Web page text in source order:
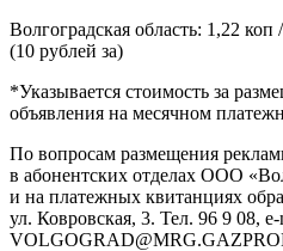
Волгоградская область: 1,22 коп
(10 рублей за)
*Указывается стоимость за
объявления на месячном
По вопросам размещения
в абонентских отделах ООО
и на платежных квитанциях
ул. Ковровская, 3. Тел. 96 9 08,